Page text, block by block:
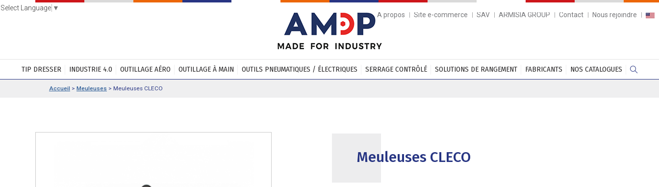
Select Language ▼
A propos
Site e-commerce SAV ARMISIA GROUP Contact Nous rejoindre
TIP DRESSER INDUSTRIE 4.0 OUTILLAGE AÉRO OUTILLAGE À MAIN OUTILS PNEUMATIQUES / ÉLECTRIQUES SERRAGE CONTRÔLÉ SOLUTIONS DE RANGEMENT FABRICANTS NOS CATALOGUES
Accueil > Meuleuses > Meuleuses CLECO
Meuleuses CLECO